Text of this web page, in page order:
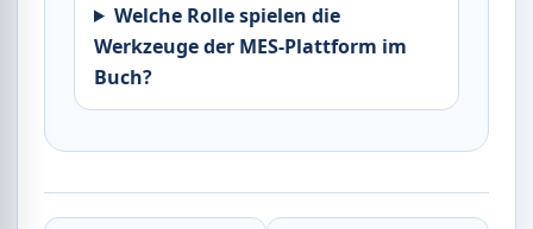
Welche Rolle spielen die
Werkzeuge der MES-Plattform im
Buch?